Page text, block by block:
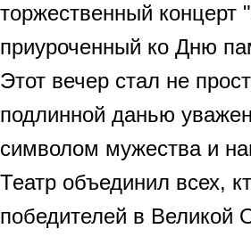
торжественный концерт "
приуроченный ко Дню
​Этот вечер стал не
подлинной данью
символом мужества и
Театр объединил всех,
победителей в Великой